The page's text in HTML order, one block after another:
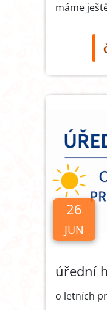
máme
26
JUN
úřední
o letních